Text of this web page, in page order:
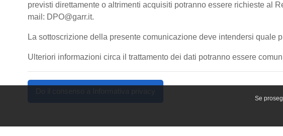
Se
previsti direttamente o altrimenti acquisiti potranno essere richieste al
mail: DPO@garr.it.
La sottoscrizione della presente comunicazione deve intendersi
Ulteriori informazioni circa il trattamento dei dati potranno essere